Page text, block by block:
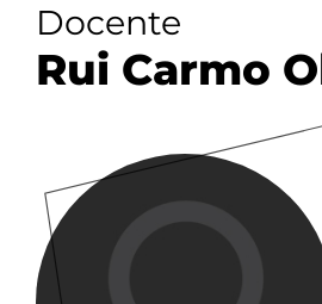
Docente
Rui Carmo